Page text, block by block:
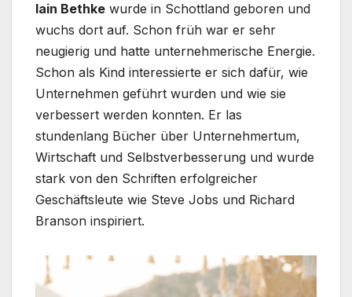
Iain Bethke wurde in Schottland geboren und
wuchs dort auf. Schon früh war er sehr
neugierig und hatte unternehmerische Energie.
Schon als Kind interessierte er sich dafür, wie
Unternehmen geführt wurden und wie sie
verbessert werden konnten. Er las
stundenlang Bücher über Unternehmertum,
Wirtschaft und Selbstverbesserung und wurde
stark von den Schriften erfolgreicher
Geschäftsleute wie Steve Jobs und Richard
Branson inspiriert.